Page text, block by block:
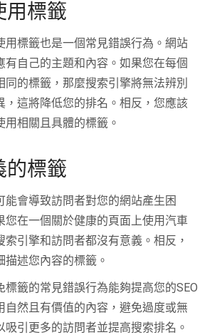
用標籤
用標籤也是一個常見錯誤行為。網站
有自己的主題和內容。如果您在每個
同的標籤，那麼搜索引擎將無法辨別
，這將降低您的排名。相反，您應該
用相關且具體的標籤。
的標籤
能會導致訪問者對您的網站產生困
您在一個關於健康的頁面上使用汽車
索引擎和訪問者都沒有意義。相反，
描述您內容的標籤。
標籤的常見錯誤行為能夠提高您的SEO
自然且有價值的內容，避免過度或無
吸引更多的訪問者並提高搜索排名。